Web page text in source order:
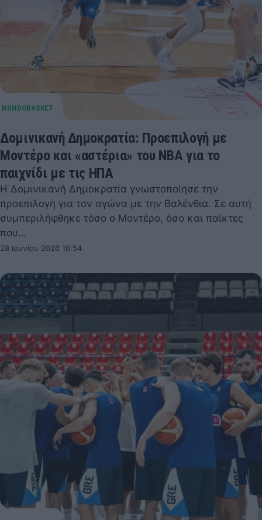
Δομινικανή Δημοκρατία: Προεπιλογή με
Μοντέρο και «αστέρια» του NBA για το
παιχνίδι με τις ΗΠΑ
Η Δομινικανή Δημοκρατία γνωστοποίησε την
προεπιλογή για τον αγώνα με την Βαλένθια. Σε αυτή
συμπεριλήφθηκε τόσο ο Μοντέρο, όσο και παίκτες
που…
28 Ιουνίου 2026 16:54